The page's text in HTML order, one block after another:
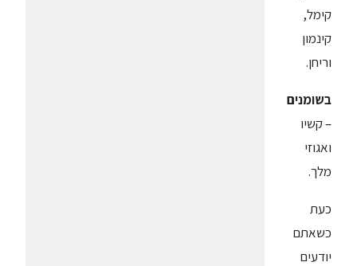
קימל,
קינמון
וריחן.
בשומנים
– קשיו
ואגוזי
מלך.
כעת
כשאתם
יודעים